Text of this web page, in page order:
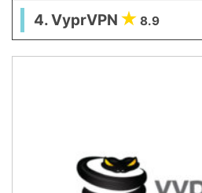
4. VyprVPN 8.9